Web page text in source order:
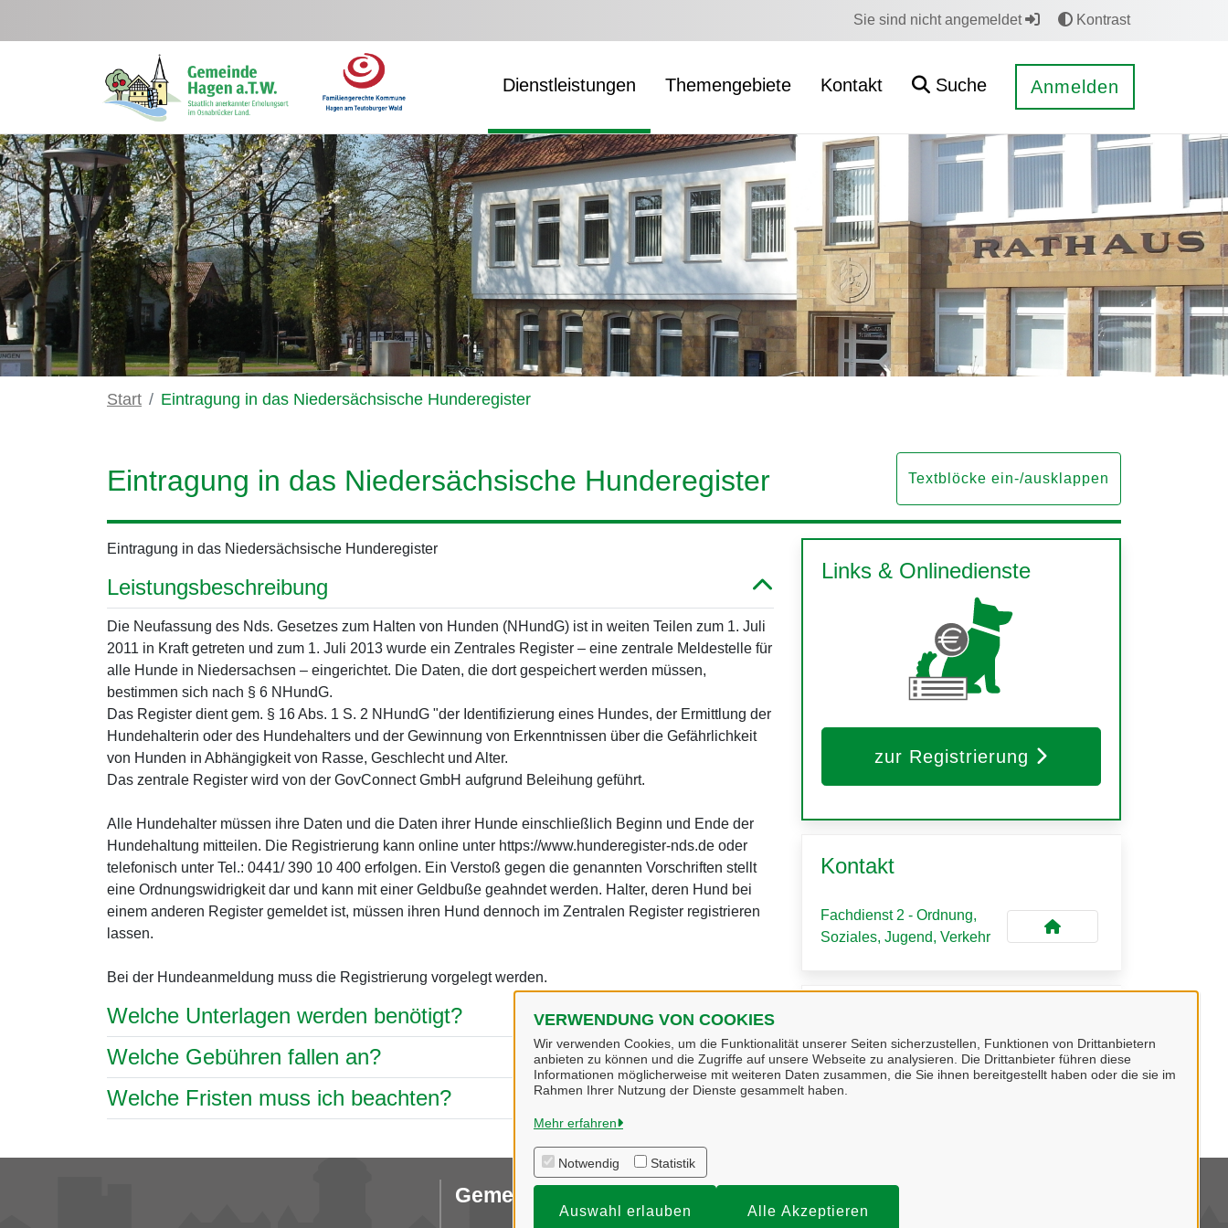
VERWENDUNG VON COOKIES
Wir verwenden Cookies, um die Funktionalität unserer Seiten sicherzustellen, Funktionen von Drittanbietern
anbieten zu können und die Zugriffe auf unsere Webseite zu analysieren. Die Drittanbieter führen diese
Informationen möglicherweise mit weiteren Daten zusammen, die Sie ihnen bereitgestellt haben oder die sie im
Rahmen Ihrer Nutzung der Dienste gesammelt haben.
Mehr erfahren
Notwendig Statistik
Auswahl erlauben Alle Akzeptieren
Sie sind nicht angemeldet Kontrast
Dienstleistungen Themengebiete Kontakt Suche Anmelden
Start Eintragung in das Niedersächsische Hunderegister
Eintragung in das Niedersächsische Hunderegister Textblöcke ein-/ausklappen
Eintragung in das Niedersächsische Hunderegister
Leistungsbeschreibung
Die Neufassung des Nds. Gesetzes zum Halten von Hunden (NHundG) ist in weiten Teilen zum 1. Juli
2011 in Kraft getreten und zum 1. Juli 2013 wurde ein Zentrales Register – eine zentrale Meldestelle für
alle Hunde in Niedersachsen – eingerichtet. Die Daten, die dort gespeichert werden müssen,
bestimmen sich nach § 6 NHundG.
Das Register dient gem. § 16 Abs. 1 S. 2 NHundG "der Identifizierung eines Hundes, der Ermittlung der
Hundehalterin oder des Hundehalters und der Gewinnung von Erkenntnissen über die Gefährlichkeit
von Hunden in Abhängigkeit von Rasse, Geschlecht und Alter.
Das zentrale Register wird von der GovConnect GmbH aufgrund Beleihung geführt.
Alle Hundehalter müssen ihre Daten und die Daten ihrer Hunde einschließlich Beginn und Ende der
Hundehaltung mitteilen. Die Registrierung kann online unter https://www.hunderegister-nds.de oder
telefonisch unter Tel.: 0441/ 390 10 400 erfolgen. Ein Verstoß gegen die genannten Vorschriften stellt
eine Ordnungswidrigkeit dar und kann mit einer Geldbuße geahndet werden. Halter, deren Hund bei
einem anderen Register gemeldet ist, müssen ihren Hund dennoch im Zentralen Register registrieren
lassen.
Bei der Hundeanmeldung muss die Registrierung vorgelegt werden.
Welche Unterlagen werden benötigt?
Welche Gebühren fallen an?
Welche Fristen muss ich beachten?
Links & Onlinedienste
zur Registrierung
Kontakt
Fachdienst 2 - Ordnung,
Soziales, Jugend, Verkehr
Frau Borgmann
Gemeinde Hagen a.T.W.